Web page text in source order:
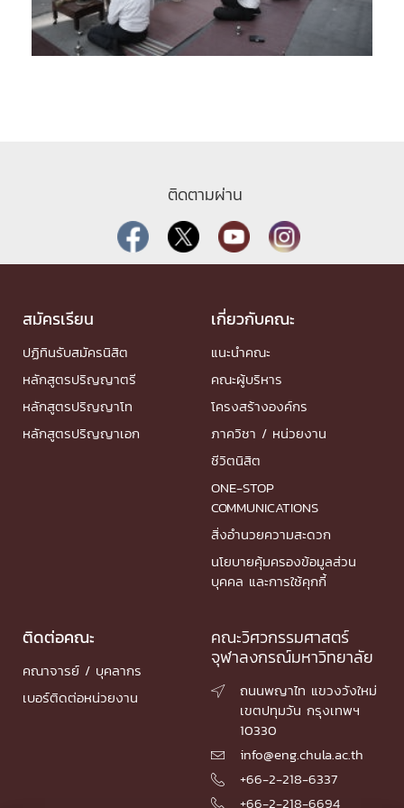
ติดตามผ่าน
สมัครเรียน
ปฏิทินรับสมัครนิสิต
หลักสูตรปริญญาตรี
หลักสูตรปริญญาโท
หลักสูตรปริญญาเอก
เกี่ยวกับคณะ
แนะนำคณะ
คณะผู้บริหาร
โครงสร้างองค์กร
ภาควิชา / หน่วยงาน
ชีวิตนิสิต
ONE-STOP
COMMUNICATIONS
สิ่งอำนวยความสะดวก
นโยบายคุ้มครองข้อมูลส่วน
บุคคล และการใช้คุกกี้
ติดต่อคณะ
คณาจารย์ / บุคลากร
เบอร์ติดต่อหน่วยงาน
คณะวิศวกรรมศาสตร์
จุฬาลงกรณ์มหาวิทยาลัย

ถนนพญาไท แขวงวังใหม่
เขตปทุมวัน กรุงเทพฯ
10330
 info@eng.chula.ac.th
 +66-2-218-6337
 +66-2-218-6694